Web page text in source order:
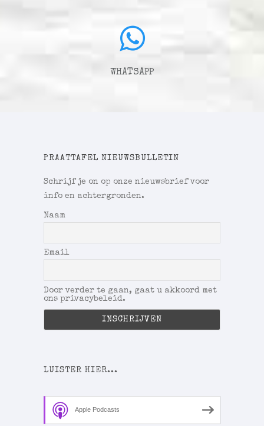
WHATSAPP
PRAATTAFEL NIEUWSBULLETIN
Schrijf je on op onze nieuwsbrief voor
info en achtergronden.
Naam
Email
Door verder te gaan, gaat u akkoord met
ons privacybeleid.
LUISTER HIER...
Apple Podcasts